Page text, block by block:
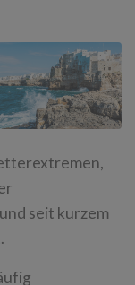
seit kurzem